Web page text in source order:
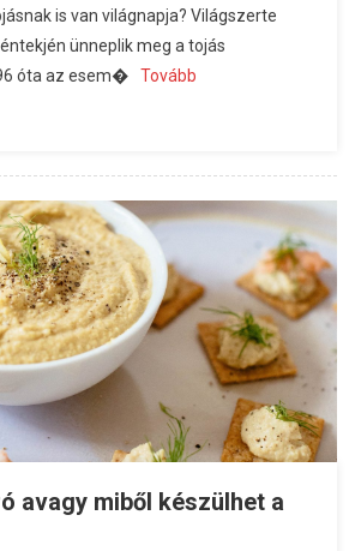
is van világnapja? Világszerte
ünneplik meg a tojás
óta az esem�
Tovább
avagy miből készülhet a